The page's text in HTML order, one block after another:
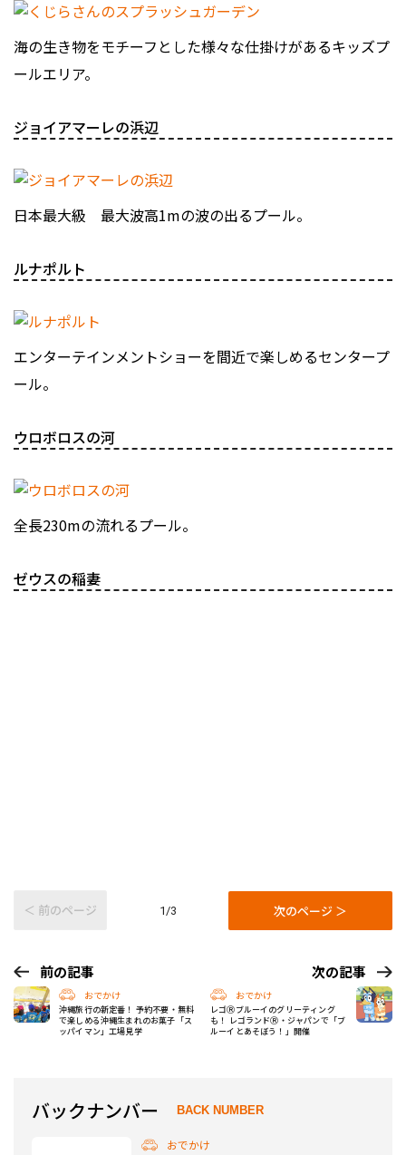
海の生き物をモチーフとした様々な仕掛けがあるキッズプ
ールエリア。
ジョイアマーレの浜辺
日本最大級 最大波高1mの波の出るプール。
ルナポルト
エンターテインメントショーを間近で楽しめるセンタープ
ール。
ウロボロスの河
全長230mの流れるプール。
ゼウスの稲妻
＜ 前のページ 1/3 次のページ ＞
前の記事
おでかけ
沖縄旅行の新定番！ 予約不要・無料
で楽しめる沖縄生まれのお菓子「ス
ッパイマン」工場見学
次の記事
おでかけ
レゴⓇブルーイのグリーティング
も！ レゴランドⓇ・ジャパンで「ブ
ルーイとあそぼう！」開催
バックナンバー BACK NUMBER
おでかけ